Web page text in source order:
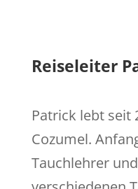
Reiseleiter
Patrick lebt seit
Cozumel.
Tauchlehrer